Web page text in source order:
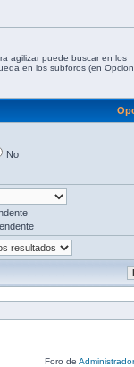
agilizar puede buscar en los
en los subforos (en
No
Foro de